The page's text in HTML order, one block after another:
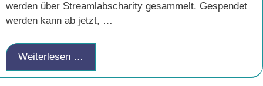
werden über Streamlabscharity gesammelt. Gespendet
werden kann ab jetzt, …
Weiterlesen …